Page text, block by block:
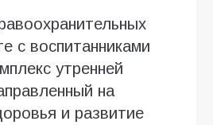
с воспитанниками
утренней
на
и развитие